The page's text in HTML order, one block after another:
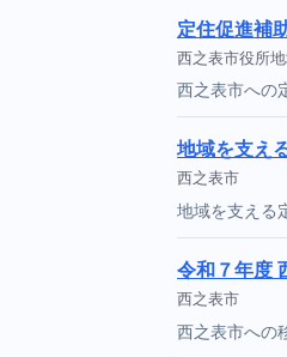
定住促進補
西之表市役所
西之表市への
地域を支え
西之表市
地域を支える
令和７年度
西之表市
西之表市への